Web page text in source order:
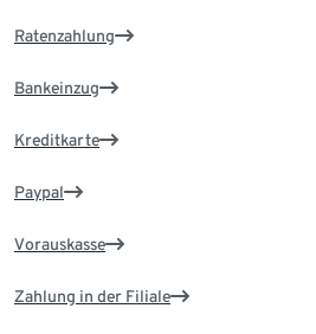
Ratenzahlung
Bankeinzug
Kreditkarte
Paypal
Vorauskasse
Zahlung in der Filiale